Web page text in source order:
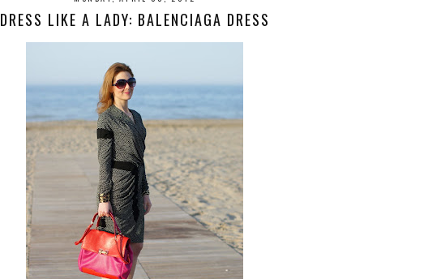
DRESS LIKE A LADY: BALENCIAGA DRESS